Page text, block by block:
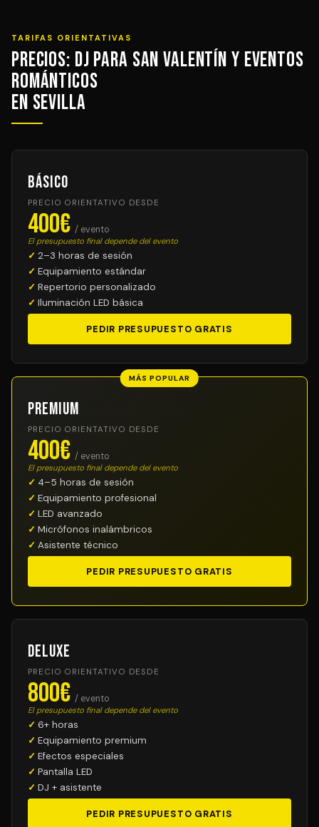
TARIFAS ORIENTATIVAS
Precios: DJ para San Valentín y Eventos
Románticos
en Sevilla
Básico
PRECIO ORIENTATIVO DESDE
400€ / evento
El presupuesto final depende del evento
2–3 horas de sesión
Equipamiento estándar
Repertorio personalizado
Iluminación LED básica
PEDIR PRESUPUESTO GRATIS
MÁS POPULAR
Premium
PRECIO ORIENTATIVO DESDE
400€ / evento
El presupuesto final depende del evento
4–5 horas de sesión
Equipamiento profesional
LED avanzado
Micrófonos inalámbricos
Asistente técnico
PEDIR PRESUPUESTO GRATIS
Deluxe
PRECIO ORIENTATIVO DESDE
800€ / evento
El presupuesto final depende del evento
6+ horas
Equipamiento premium
Efectos especiales
Pantalla LED
DJ + asistente
PEDIR PRESUPUESTO GRATIS